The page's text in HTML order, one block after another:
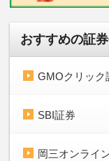
おすすめの証
GMOクリック
SBI証券
岡三オンライ